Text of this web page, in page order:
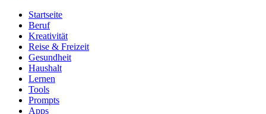
Startseite
Beruf
Kreativität
Reise & Freizeit
Gesundheit
Haushalt
Lernen
Tools
Prompts
Apps